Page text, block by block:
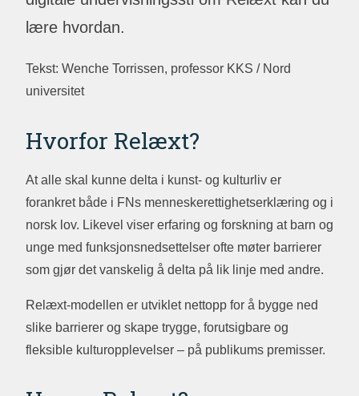
lære hvordan.
Tekst: Wenche Torrissen, professor KKS / Nord
universitet
Hvorfor Relæxt?
At alle skal kunne delta i kunst- og kulturliv er
forankret både i FNs menneskerettighetserklæring og i
norsk lov. Likevel viser erfaring og forskning at barn og
unge med funksjonsnedsettelser ofte møter barrierer
som gjør det vanskelig å delta på lik linje med andre.
Relæxt-modellen er utviklet nettopp for å bygge ned
slike barrierer og skape trygge, forutsigbare og
fleksible kulturopplevelser – på publikums premisser.